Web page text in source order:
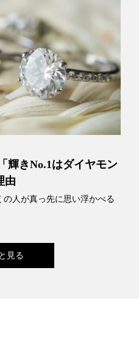
輝きNo.1はダイヤモン
由
人が真っ先に思い浮かべる
見る